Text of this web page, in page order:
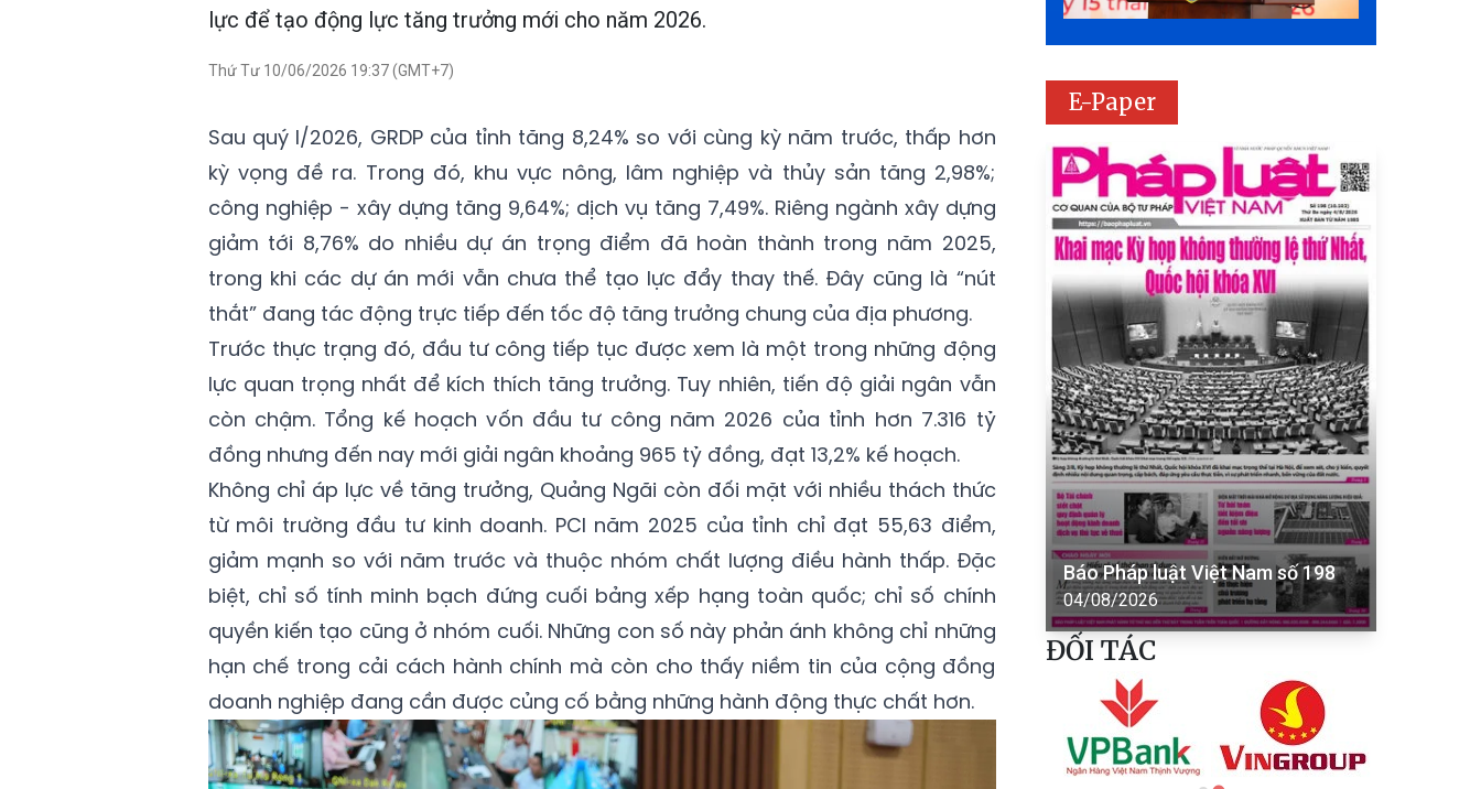
lực để tạo động lực tăng trưởng mới cho năm 2026.
Thứ Tư 10/06/2026 19:37 (GMT+7)
Sau quý I/2026, GRDP của tỉnh tăng 8,24% so với cùng kỳ năm trước, thấp hơn
kỳ vọng đề ra. Trong đó, khu vực nông, lâm nghiệp và thủy sản tăng 2,98%;
công nghiệp - xây dựng tăng 9,64%; dịch vụ tăng 7,49%. Riêng ngành xây dựng
giảm tới 8,76% do nhiều dự án trọng điểm đã hoàn thành trong năm 2025,
trong khi các dự án mới vẫn chưa thể tạo lực đẩy thay thế. Đây cũng là “nút
thắt” đang tác động trực tiếp đến tốc độ tăng trưởng chung của địa phương.
Trước thực trạng đó, đầu tư công tiếp tục được xem là một trong những động
lực quan trọng nhất để kích thích tăng trưởng. Tuy nhiên, tiến độ giải ngân vẫn
còn chậm. Tổng kế hoạch vốn đầu tư công năm 2026 của tỉnh hơn 7.316 tỷ
đồng nhưng đến nay mới giải ngân khoảng 965 tỷ đồng, đạt 13,2% kế hoạch.
Không chỉ áp lực về tăng trưởng, Quảng Ngãi còn đối mặt với nhiều thách thức
từ môi trường đầu tư kinh doanh. PCI năm 2025 của tỉnh chỉ đạt 55,63 điểm,
giảm mạnh so với năm trước và thuộc nhóm chất lượng điều hành thấp. Đặc
biệt, chỉ số tính minh bạch đứng cuối bảng xếp hạng toàn quốc; chỉ số chính
quyền kiến tạo cũng ở nhóm cuối. Những con số này phản ánh không chỉ những
hạn chế trong cải cách hành chính mà còn cho thấy niềm tin của cộng đồng
doanh nghiệp đang cần được củng cố bằng những hành động thực chất hơn.
E-Paper
Báo Pháp luật Việt Nam số 198
04/08/2026
ĐỐI TÁC